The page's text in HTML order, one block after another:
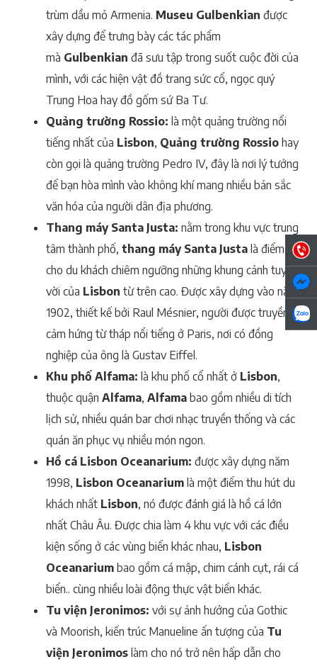
trùm dầu mỏ Armenia. Museu Gulbenkian được
xây dựng để trưng bày các tác phẩm
mà Gulbenkian đã sưu tập trong suốt cuộc đời của
mình, với các hiện vật đồ trang sức cổ, ngọc quý
Trung Hoa hay đồ gốm sứ Ba Tư.
Quảng trường Rossio: là một quảng trường nổi
tiếng nhất của Lisbon, Quảng trường Rossio hay
còn gọi là quảng trường Pedro IV, đây là nơi lý tưởng
để bạn hòa mình vào không khí mang nhiều bản sắc
văn hóa của người dân địa phương.
Thang máy Santa Justa: nằm trong khu vực trung
tâm thành phố, thang máy Santa Justa là điểm
cho du khách chiêm ngưỡng những khung cảnh tuyệt
vời của Lisbon từ trên cao. Được xây dựng vào năm
1902, thiết kế bởi Raul Mésnier, người được truyền
cảm hứng từ tháp nổi tiếng ở Paris, nơi có đồng
nghiệp của ông là Gustav Eiffel.
Khu phố Alfama: là khu phố cổ nhất ở Lisbon,
thuộc quận Alfama, Alfama bao gồm nhiều di tích
lịch sử, nhiều quán bar chơi nhạc truyền thống và các
quán ăn phục vụ nhiều món ngon.
Hồ cá Lisbon Oceanarium: được xây dựng năm
1998, Lisbon Oceanarium là một điểm thu hút du
khách nhất Lisbon, nó được đánh giá là hồ cá lớn
nhất Châu Âu. Được chia làm 4 khu vực với các điều
kiện sống ở các vùng biển khác nhau, Lisbon
Oceanarium bao gồm cá mập, chim cánh cụt, rái cá
biển.. cùng nhiều loài động thực vật biển khác.
Tu viện Jeronimos: với sự ảnh hưởng của Gothic
và Moorish, kiến trúc Manueline ấn tượng của Tu
viện Jeronimos làm cho nó trở nên hấp dẫn cho